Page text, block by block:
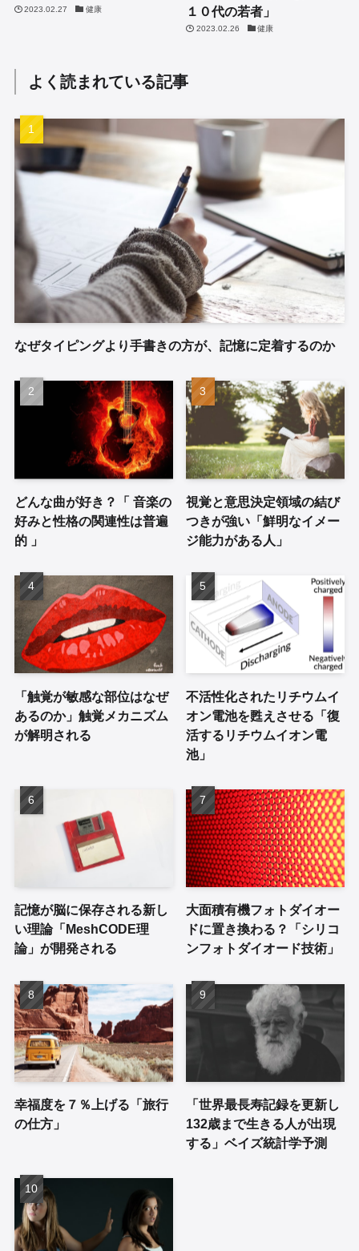
2023.02.27 健康
１０代の若者」
2023.02.26 健康
よく読まれている記事
なぜタイピングより手書きの方が、記憶に定着するのか
どんな曲が好き？「 音楽の
好みと性格の関連性は普遍
的 」
視覚と意思決定領域の結び
つきが強い「鮮明なイメー
ジ能力がある人」
「触覚が敏感な部位はなぜ
あるのか」触覚メカニズム
が解明される
不活性化されたリチウムイ
オン電池を甦えさせる「復
活するリチウムイオン電
池」
記憶が脳に保存される新し
い理論「MeshCODE理
論」が開発される
大面積有機フォトダイオー
ドに置き換わる？「シリコ
ンフォトダイオード技術」
幸福度を７％上げる「旅行
の仕方」
「世界最長寿記録を更新し
132歳まで生きる人が出現
する」ベイズ統計学予測